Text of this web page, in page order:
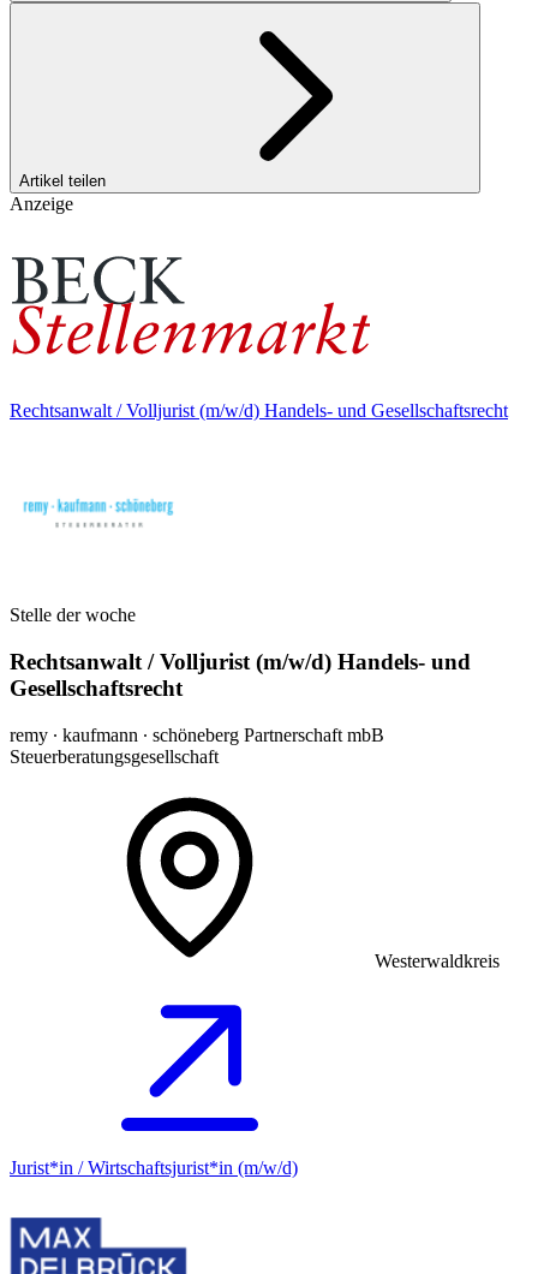
Artikel teilen
Anzeige
Rechtsanwalt / Volljurist (m/w/d) Handels- und Gesellschaftsrecht
Stelle der woche
Rechtsanwalt / Volljurist (m/w/d) Handels- und
Gesellschaftsrecht
remy ∙ kaufmann ∙ schöneberg Partnerschaft mbB
Steuerberatungsgesellschaft
Westerwaldkreis
Jurist*in / Wirtschafts­jurist*in (m/w/d)